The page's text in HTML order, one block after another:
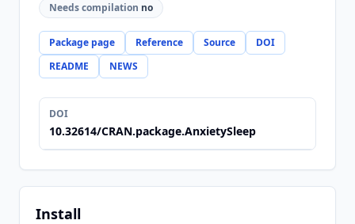
Needs compilation no
Package page Reference Source
DOI
README
NEWS
DOI
10.32614/CRAN.package.AnxietySleep
Install